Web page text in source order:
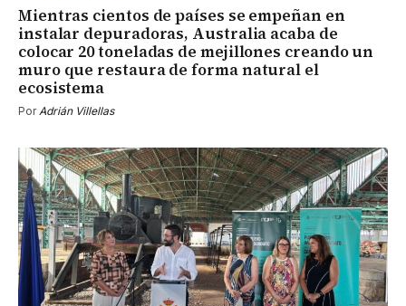
Mientras cientos de países se empeñan en
instalar depuradoras, Australia acaba de
colocar 20 toneladas de mejillones creando un
muro que restaura de forma natural el
ecosistema
PorAdrián Villellas